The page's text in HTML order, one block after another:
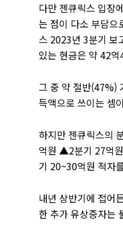
다만 젠큐릭스 입장
는 점이 다소 부담으
스 2023년 3분기 보
있는 현금은 약 42
그 중 약 절반(47%)
득액으로 쓰이는 셈
하지만 젠큐릭스의
억원 ▲2분기 27억
기 20~30억원 적자
내년 상반기에 접어
한 추가 유상증자는